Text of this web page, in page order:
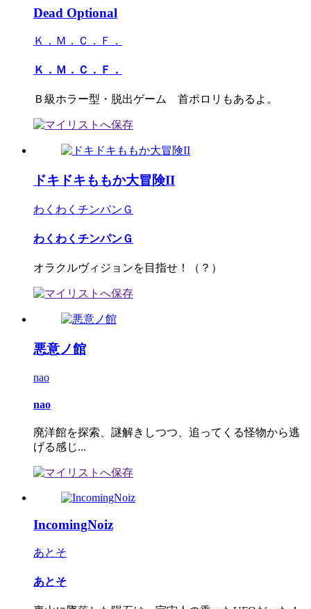
Dead Optional
Ｋ．Ｍ．Ｃ．Ｆ．
Ｋ．Ｍ．Ｃ．Ｆ．
Ｂ級ホラー型・脱出ゲーム 首ポロリもあるよ。
ドキドキももか大冒険II
わくわくチンパンＧ
わくわくチンパンＧ
オラクルヴィジョンを目指せ！（？）
悪意ノ館
nao
nao
廃洋館を探索、謎解きしつつ、追ってくる怪物から逃
げる感じ...
IncomingNoiz
あとそ
あとそ